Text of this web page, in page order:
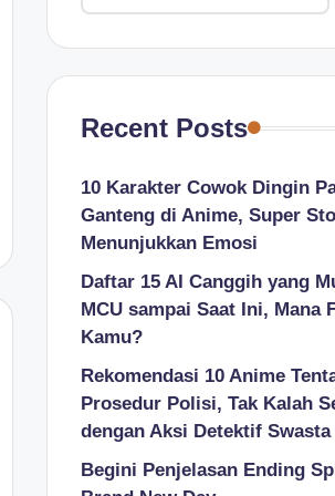
Recent Posts
10 Karakter Cowok Dingin
Ganteng di Anime, Super
Menunjukkan Emosi
Daftar 15 AI Canggih yang
MCU sampai Saat Ini, Mana
Kamu?
Rekomendasi 10 Anime
Prosedur Polisi, Tak Kalah
dengan Aksi Detektif Swasta
Begini Penjelasan Ending